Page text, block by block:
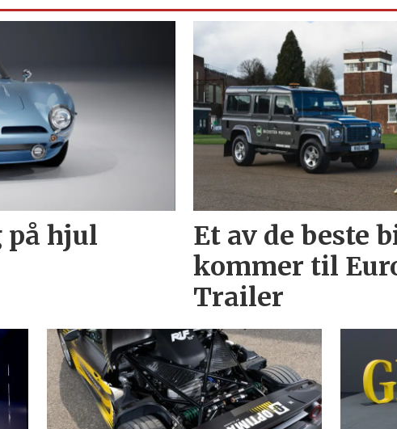
på hjul
Et av de beste
kommer til
Trailer